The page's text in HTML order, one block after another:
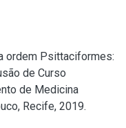
ordem Psittaciformes:
de Curso
de Medicina
Recife, 2019.